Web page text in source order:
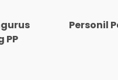
PP
Personil